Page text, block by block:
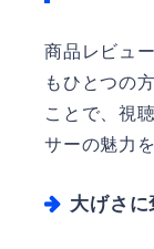
商品レビュ
もひとつの
ことで、視
サーの魅力
大げさ